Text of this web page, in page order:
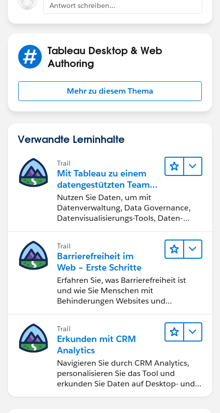
Antwort schreiben...
Tableau Desktop & Web
Authoring
Mehr zu diesem Thema
Verwandte Lerninhalte
Trail
Mit Tableau zu einem
datengestützten Team
werden
Nutzen Sie Daten, um mit
Datenverwaltung, Data Governance,
Datenvisualisierungs-Tools, Daten-
bessere Geschäftsergebnisse zu
erzielen.
Trail
Barrierefreiheit im
Web – Erste Schritte
Erfahren Sie, was Barrierefreiheit ist
und wie Sie Menschen mit
Behinderungen Websites und
Trail
Erkunden mit CRM
Analytics
Navigieren Sie durch CRM Analytics,
personalisieren Sie das Tool und
erkunden Sie Daten auf Desktop- und